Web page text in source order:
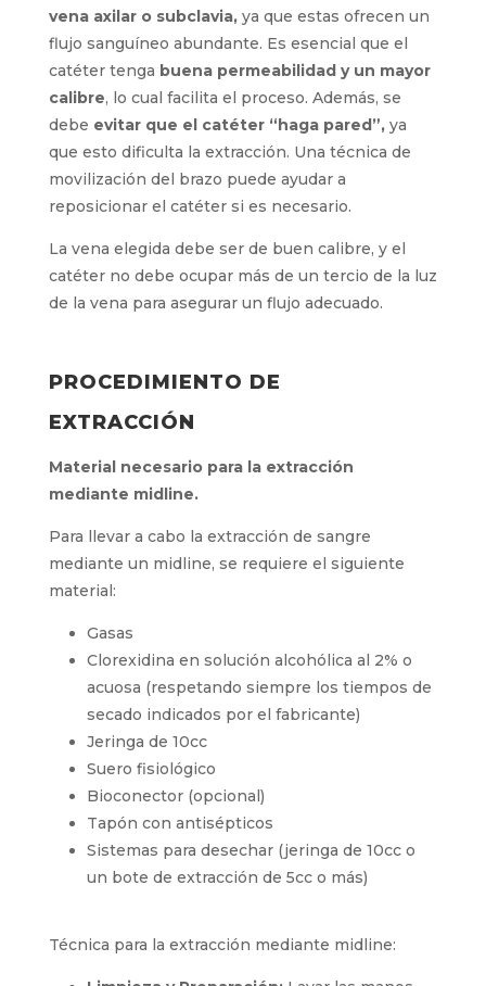
Para una extracción exitosa y segura, el catéter
debe estar
correctamente colocado en una
vena axilar o subclavia,
ya que estas ofrecen
un flujo sanguíneo abundante. Es esencial que
el catéter tenga
buena permeabilidad y un
mayor calibre
evitar que el catéter “haga
pared”,
técnica de movilización del brazo puede ayudar
a reposicionar el catéter si es necesario.
La vena elegida debe ser de buen calibre, y el
luz de la vena para asegurar un flujo adecuado.
EXTRACCIÓN
Material necesario para la extracción
mediante midline.
mediante un midline, se requiere el siguiente
material:
Clorexidina en solución alcohólica al 2% o
acuosa (respetando siempre los tiempos
de secado indicados por el fabricante)
Jeringa de 10cc
Suero fisiológico
Bioconector (opcional)
un bote de extracción de 5cc o más)